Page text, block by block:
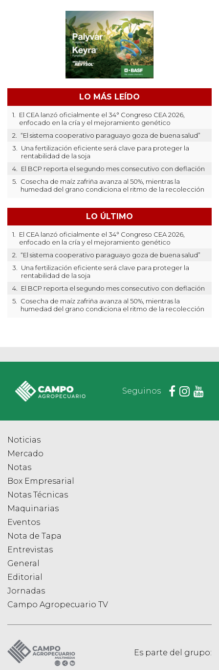
LO MÁS LEÍDO
1.
El CEA lanzó oficialmente el 34° Congreso CEA 2026,
enfocado en la cría y el mejoramiento genético
2.
“El sistema cooperativo paraguayo goza de buena salud”
3.
Una fertilización eficiente será clave para proteger la
rentabilidad de la soja
4.
El BCP reporta el segundo mes consecutivo con deflación
5.
Cosecha de maíz zafriña avanza al 50%, mientras la
humedad del grano condiciona el ritmo de la recolección
LO ÚLTIMO
1.
El CEA lanzó oficialmente el 34° Congreso CEA 2026,
enfocado en la cría y el mejoramiento genético
2.
“El sistema cooperativo paraguayo goza de buena salud”
3.
Una fertilización eficiente será clave para proteger la
rentabilidad de la soja
4.
El BCP reporta el segundo mes consecutivo con deflación
5.
Cosecha de maíz zafriña avanza al 50%, mientras la
humedad del grano condiciona el ritmo de la recolección
Seguinos
Noticias
Mercado
Notas
Box Empresarial
Notas Técnicas
Maquinarias
Eventos
Nota de Tapa
Entrevistas
General
Editorial
Jornadas
Campo Agropecuario TV
Es parte del grupo: